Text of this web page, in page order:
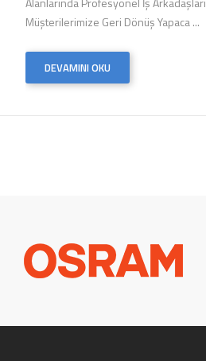
Müşterilerimize Geri Dönüş Yapaca ...
DEVAMINI OKU